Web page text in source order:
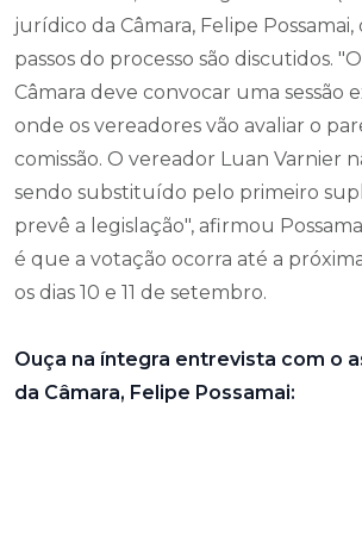
jurídico da Câmara, Felipe Possamai,
passos do processo são discutidos.
Câmara deve convocar uma sessão
onde os vereadores vão avaliar o
comissão. O vereador Luan Varnier
sendo substituído pelo primeiro
prevê a legislação", afirmou
é que a votação ocorra até a
os dias 10 e 11 de setembro.
Ouça na íntegra entrevista com o
da Câmara, Felipe Possamai: